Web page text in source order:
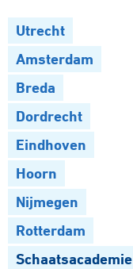
Utrecht
Amsterdam
Breda
Dordrecht
Eindhoven
Hoorn
Nijmegen
Rotterdam
Schaatsacademie